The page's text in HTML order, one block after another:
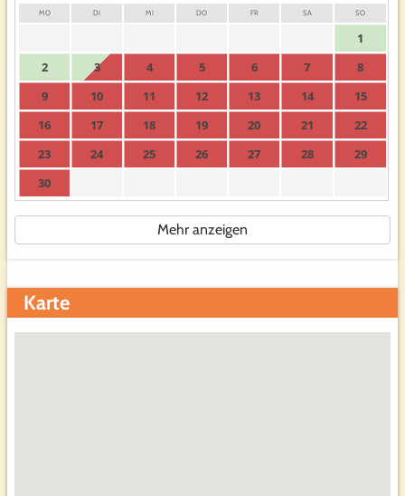
MO DI MI DO FR SA SO
1
2
3 4 5 6 7
8
9
10 11 12 13 14
15
16
17 18 19 20 21
22
23
24 25 26 27 28
29
30
Mehr anzeigen
Karte